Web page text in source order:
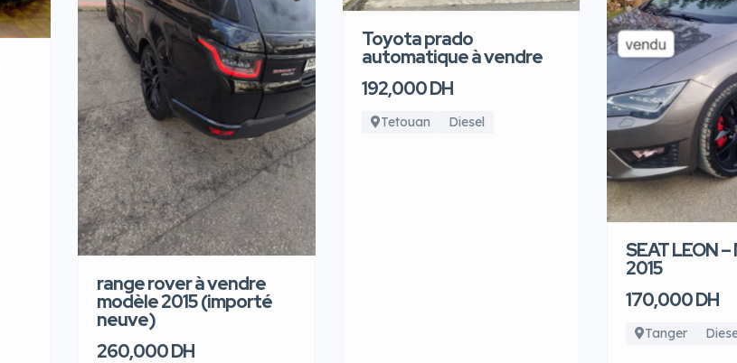
range rover à vendre
modèle 2015 (importé
neuve)
260,000 DH
Toyota prado
automatique à vendre
192,000 DH
Tetouan Diesel
SEAT LEON –
2015
170,000 DH
Tanger